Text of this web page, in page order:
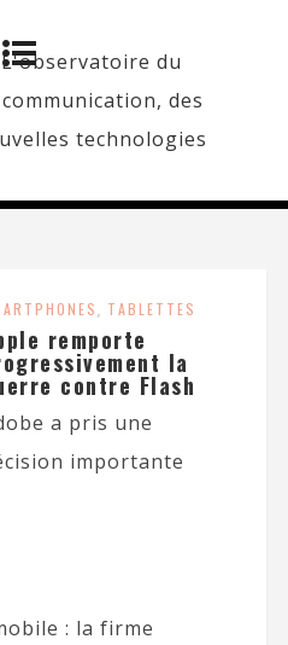
, TABLETTES
remporte
la
contre Flash
a pris une
importante
: la firme